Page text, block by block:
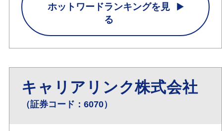
ホットワードランキングを見
る
キャリアリンク株式会社
（証券コード：6070）